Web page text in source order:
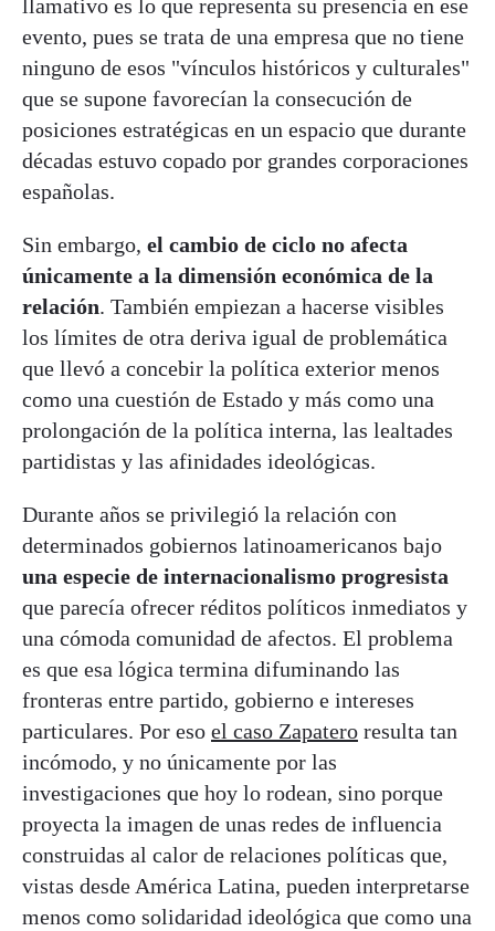
llamativo es lo que representa su presencia en ese
evento, pues se trata de una empresa que no tiene
ninguno de esos "vínculos históricos y culturales"
que se supone favorecían la consecución de
posiciones estratégicas en un espacio que durante
décadas estuvo copado por grandes corporaciones
españolas.
Sin embargo, el cambio de ciclo no afecta
únicamente a la dimensión económica de la
relación. También empiezan a hacerse visibles
los límites de otra deriva igual de problemática
que llevó a concebir la política exterior menos
como una cuestión de Estado y más como una
prolongación de la política interna, las lealtades
partidistas y las afinidades ideológicas.
Durante años se privilegió la relación con
determinados gobiernos latinoamericanos bajo
una especie de internacionalismo progresista
que parecía ofrecer réditos políticos inmediatos y
una cómoda comunidad de afectos. El problema
es que esa lógica termina difuminando las
fronteras entre partido, gobierno e intereses
particulares. Por eso el caso Zapatero resulta tan
incómodo, y no únicamente por las
investigaciones que hoy lo rodean, sino porque
proyecta la imagen de unas redes de influencia
construidas al calor de relaciones políticas que,
vistas desde América Latina, pueden interpretarse
menos como solidaridad ideológica que como una